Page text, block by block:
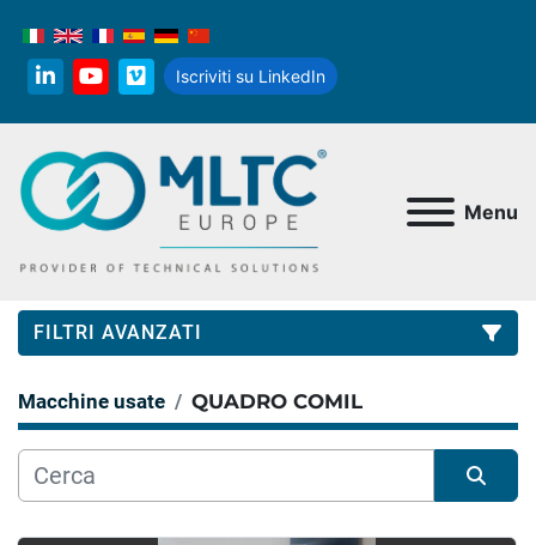
linkedinyoutube
vimeo
Iscriviti su LinkedIn
Menu
FILTRI AVANZATI
Categoria
Produttore
Macchine usate QUADRO COMIL